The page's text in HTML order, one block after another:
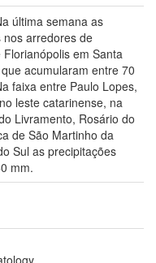
última semana as
arredores de
em Santa
acumularam entre 70
faixa entre Paulo Lopes,
leste catarinense, na
Livramento, Rosário do
de São Martinho da
Sul as precipitações
mm.